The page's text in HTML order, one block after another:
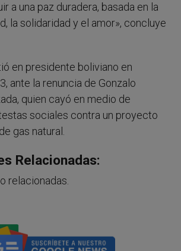
a una paz duradera, basada en la
la solidaridad y el amor», concluye
en presidente boliviano en
ante la renuncia de Gonzalo
quien cayó en medio de
sociales contra un proyecto
gas natural.
Relacionadas:
relacionadas.